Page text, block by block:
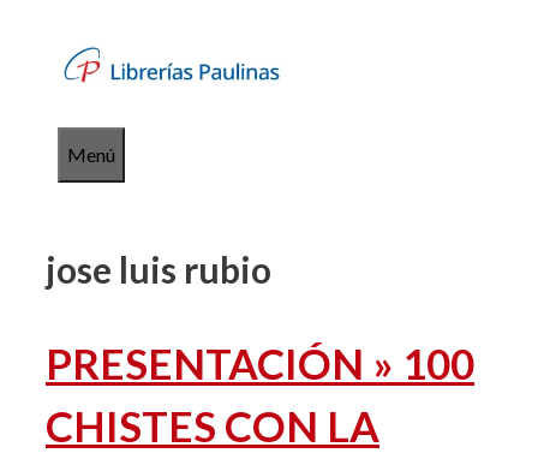
contenido
Menú
jose luis rubio
PRESENTACIÓN » 100
CHISTES CON LA